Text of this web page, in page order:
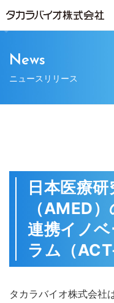
News
ニュースリリース
日本医療
（AMED
連携イノ
ラム（
タカラバイオ株式会社